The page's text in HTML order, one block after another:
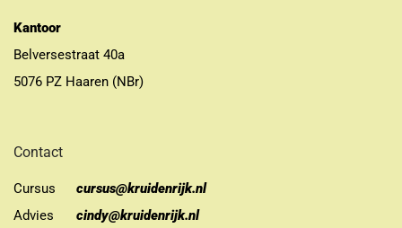
Kantoor
Belversestraat 40a
5076 PZ Haaren (NBr)
Contact
Cursus
cursus@kruidenrijk.nl
Advies
cindy@kruidenrijk.nl